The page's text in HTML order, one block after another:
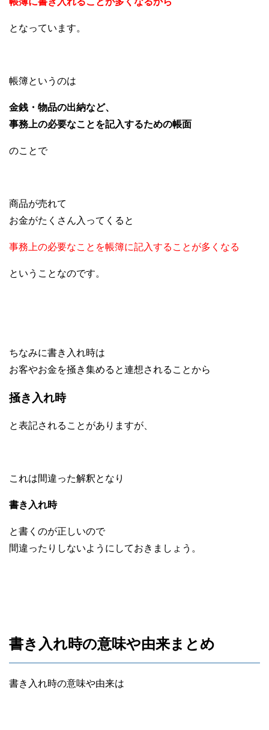
となっています。
帳簿というのは
金銭・物品の出納など、
事務上の必要なことを記入するための帳面
のことで
商品が売れて
お金がたくさん入ってくると
事務上の必要なことを帳簿に記入することが多くなる
ということなのです。
ちなみに書き入れ時は
お客やお金を掻き集めると連想されることから
掻き入れ時
と表記されることがありますが、
これは間違った解釈となり
書き入れ時
と書くのが正しいので
間違ったりしないようにしておきましょう。
書き入れ時の意味や由来まとめ
書き入れ時の意味や由来は